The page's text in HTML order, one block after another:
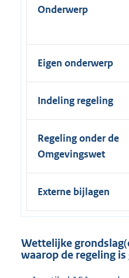
Onderwerp
Eigen onderwerp
Indeling regeling
Regeling onder de
Omgevingswet
Externe bijlagen
Wettelijke
waarop de regeling is